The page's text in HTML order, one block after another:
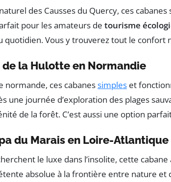
des Causses du Quercy, ces
pour les amateurs de tourisme
quotidien. Vous y trouverez tout le confort
de la Hulotte en Normandie
normande, ces cabanessimples et
une journée d’exploration des plages
de la forêt. C’est aussi une option
du Marais en Loire-Atlantique
le luxe dans l’insolite, cette
absolue à la frontière entre nature et